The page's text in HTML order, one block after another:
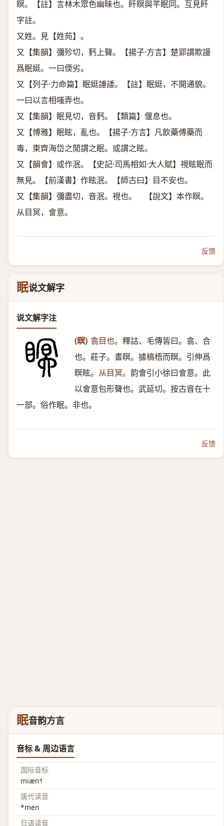
瞑。【註】言林木眾色幽昧也。䀒瞑與芊眠同。互見䀒
字註。
又姓。見【姓苑】。
又【集韻】彌殄切，麫上聲。【揚子·方言】楚郢謂欺謾
爲眠娗。一曰偄劣。
又【列子·力命篇】眠娗諈諉。【註】眠娗，不開通貌。
一曰以言相嗤弄也。
又【集韻】眠見切，音麫。【類篇】偃息也。
又【博雅】眠眩，亂也。【揚子·方言】凡飲藥傅藥而
毒，東齊海岱之閒謂之眠。或謂之眩。
又【韻會】或作泯。【史記·司馬相如·大人賦】視眩眠而
無見。【前漢書】作眩泯。【師古曰】目不安也。
又【集韻】彌盡切，音泯。視也。 【說文】本作瞑。
从目冥，會意。
反馈
眠说文解字
说文解字注
(瞑) 翕目也。 釋詁、毛傳皆曰。翕、合
也。莊子。晝瞑。據槁梧而瞑。引伸爲
瞑眩。 从目冥。 韵會引小徐曰會意。此
以會意包形聲也。武延切。按古音在十
一部。俗作眠。非也。
反馈
眠音韵方言
音标 & 周边语言
国际音标
miæn˧˥
唐代读音
*men
日语读音